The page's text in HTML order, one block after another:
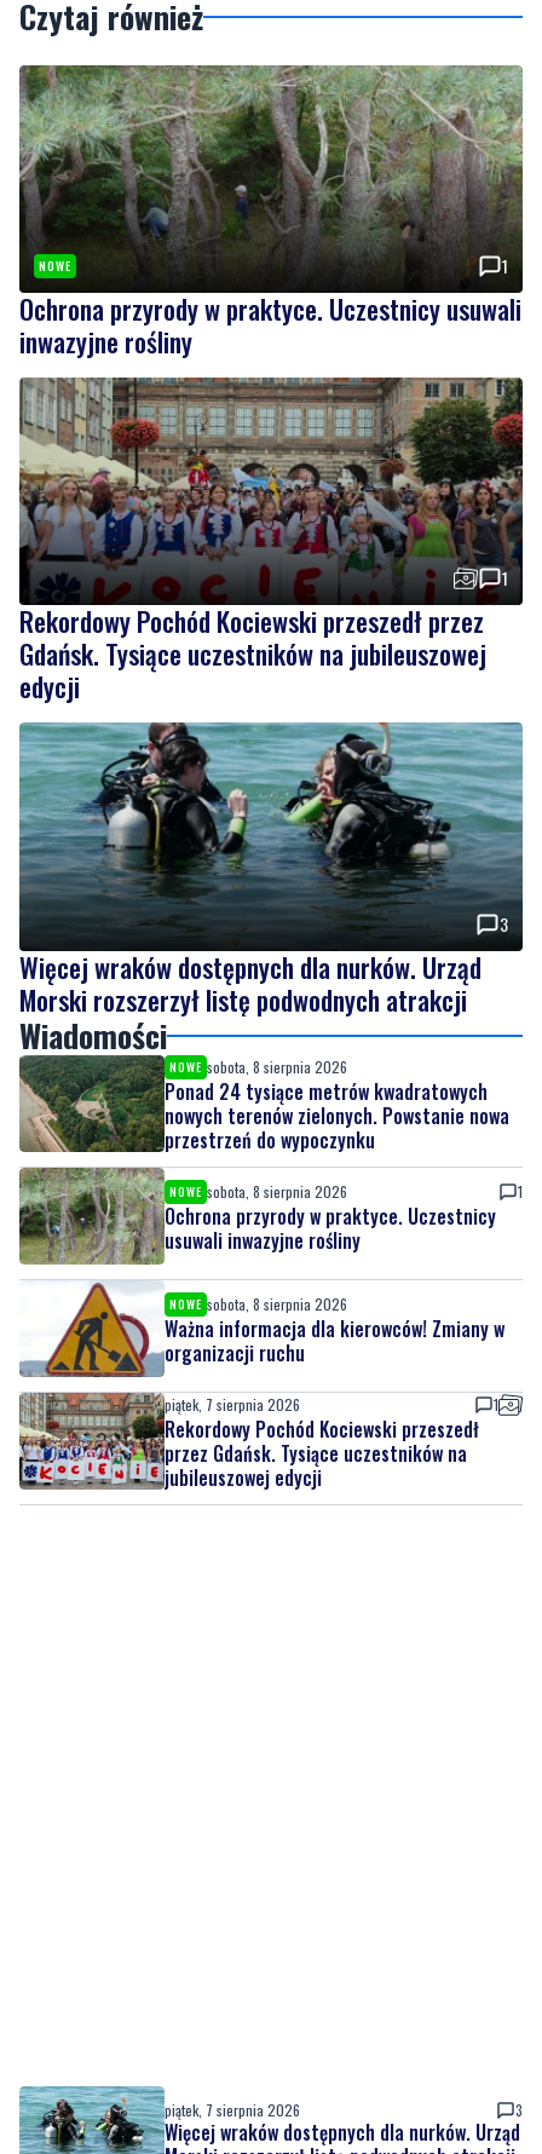
Czytaj również
NOWE 1
Ochrona przyrody w praktyce. Uczestnicy usuwali
inwazyjne rośliny
1
Rekordowy Pochód Kociewski przeszedł przez
Gdańsk. Tysiące uczestników na jubileuszowej
edycji
3
Więcej wraków dostępnych dla nurków. Urząd
Morski rozszerzył listę podwodnych atrakcji
Wiadomości
NOWE sobota, 8 sierpnia 2026
Ponad 24 tysiące metrów kwadratowych
nowych terenów zielonych. Powstanie nowa
przestrzeń do wypoczynku
NOWE sobota, 8 sierpnia 2026 1
Ochrona przyrody w praktyce. Uczestnicy
usuwali inwazyjne rośliny
NOWE sobota, 8 sierpnia 2026
Ważna informacja dla kierowców! Zmiany w
organizacji ruchu
piątek, 7 sierpnia 2026 1
Rekordowy Pochód Kociewski przeszedł
przez Gdańsk. Tysiące uczestników na
jubileuszowej edycji
piątek, 7 sierpnia 2026 3
Więcej wraków dostępnych dla nurków. Urząd